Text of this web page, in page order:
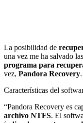
La posibilidad de
una vez me ha salvado
programa para
vez, Pandora Recovery.
Características del
“Pandora Recovery es
archivo NTFS. El